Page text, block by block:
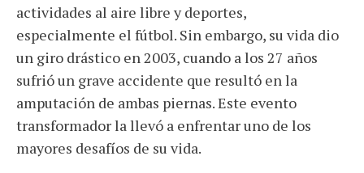
actividades al aire libre y deportes,
especialmente el fútbol. Sin embargo, su vida dio
un giro drástico en 2003, cuando a los 27 años
sufrió un grave accidente que resultó en la
amputación de ambas piernas. Este evento
transformador la llevó a enfrentar uno de los
mayores desafíos de su vida.